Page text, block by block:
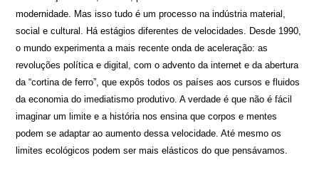
modernidade. Mas isso tudo é um processo na indústria material,
social e cultural. Há estágios diferentes de velocidades. Desde 1990,
o mundo experimenta a mais recente onda de aceleração: as
revoluções política e digital, com o advento da internet e da abertura
da “cortina de ferro”, que expôs todos os países aos cursos e fluidos
da economia do imediatismo produtivo. A verdade é que não é fácil
imaginar um limite e a história nos ensina que corpos e mentes
podem se adaptar ao aumento dessa velocidade. Até mesmo os
limites ecológicos podem ser mais elásticos do que pensávamos.